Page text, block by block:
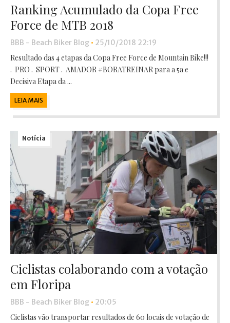
Ranking Acumulado da Copa Free
Force de MTB 2018
BBB - Beach Biker Blog • 25/10/2018 22:19
Resultado das 4 etapas da Copa Free Force de Mountain Bike!!!
. PRO . SPORT . AMADOR #BORATREINAR para a 5a e
Decisiva Etapa da ...
LEIA MAIS
Notícia
Ciclistas colaborando com a votação
em Floripa
BBB - Beach Biker Blog • 20:05
Ciclistas vão transportar resultados de 60 locais de votação de